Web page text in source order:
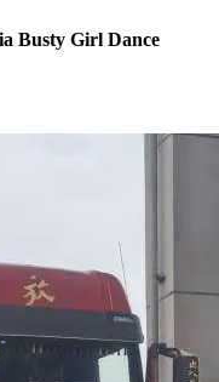
Busty Girl Dance